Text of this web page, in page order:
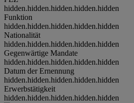
hidden.hidden.hidden.hidden.hidden
Funktion
hidden.hidden.hidden.hidden.hidden
Nationalität
hidden.hidden.hidden.hidden.hidden
Gegenwärtige Mandate
hidden.hidden.hidden.hidden.hidden
Datum der Ernennung
hidden.hidden.hidden.hidden.hidden
Erwerbstätigkeit
hidden.hidden.hidden.hidden.hidden